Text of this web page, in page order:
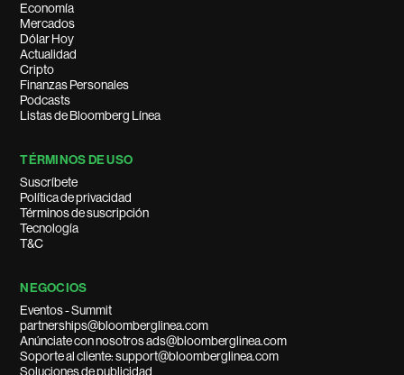
Economía
Mercados
Dólar Hoy
Actualidad
Cripto
Finanzas Personales
Podcasts
Listas de Bloomberg Línea
TÉRMINOS DE USO
Suscríbete
Política de privacidad
Términos de suscripción
Tecnología
T&C
NEGOCIOS
Eventos - Summit
partnerships@bloomberglinea.com
Anúnciate con nosotros ads@bloomberglinea.com
Soporte al cliente: support@bloomberglinea.com
Soluciones de publicidad